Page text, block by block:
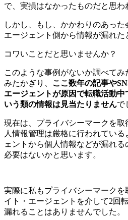
で、実損はなかったものだと思わ
しかし、
もし、かかわりのあっ
エージェント側から情報が漏れ
コワいことだと思いませんか？
このような事例がないか調べて
みたかぎり、 ここ数年の記事や
エージェントが原因で転職活動
いう類の情報は見当たりませんで
現在は、プライバシーマークを
人情報管理は厳格に行われてい
ェントから個人情報などが漏れ
必要はないかと思います。
実際に私もプライバシーマーク
イト・エージェントを介して2回
漏れることはありませんでした。